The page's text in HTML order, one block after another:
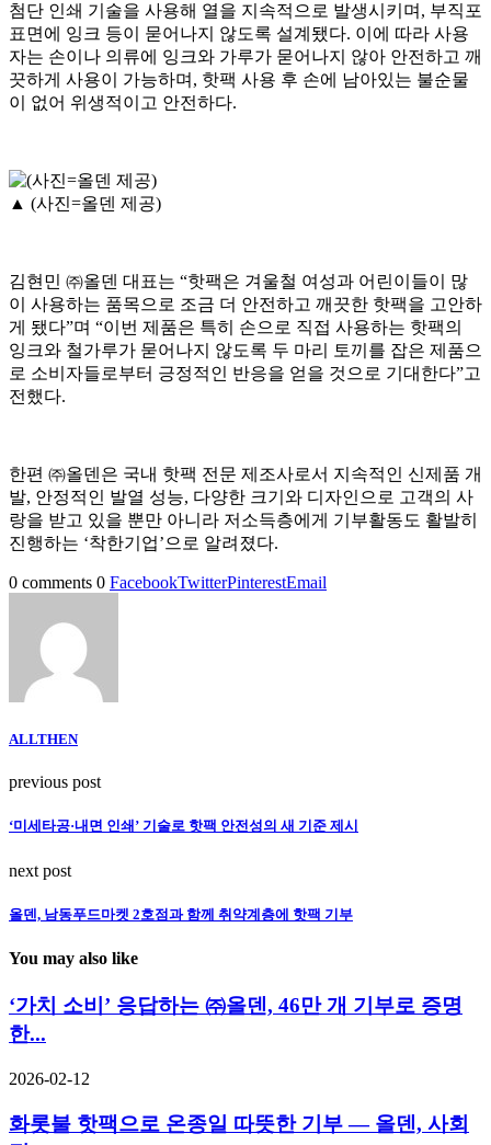
첨단 인쇄 기술을 사용해 열을 지속적으로 발생시키며, 부직포
표면에 잉크 등이 묻어나지 않도록 설계됐다. 이에 따라 사용
자는 손이나 의류에 잉크와 가루가 묻어나지 않아 안전하고 깨
끗하게 사용이 가능하며, 핫팩 사용 후 손에 남아있는 불순물
이 없어 위생적이고 안전하다.
▲ (사진=올덴 제공)
김현민 ㈜올덴 대표는 “핫팩은 겨울철 여성과 어린이들이 많
이 사용하는 품목으로 조금 더 안전하고 깨끗한 핫팩을 고안하
게 됐다”며 “이번 제품은 특히 손으로 직접 사용하는 핫팩의
잉크와 철가루가 묻어나지 않도록 두 마리 토끼를 잡은 제품으
로 소비자들로부터 긍정적인 반응을 얻을 것으로 기대한다”고
전했다.
한편 ㈜올덴은 국내 핫팩 전문 제조사로서 지속적인 신제품 개
발, 안정적인 발열 성능, 다양한 크기와 디자인으로 고객의 사
랑을 받고 있을 뿐만 아니라 저소득층에게 기부활동도 활발히
진행하는 ‘착한기업’으로 알려졌다.
0 comments 0 FacebookTwitterPinterestEmail
ALLTHEN
previous post
‘미세타공·내면 인쇄’ 기술로 핫팩 안전성의 새 기준 제시
next post
올덴, 남동푸드마켓 2호점과 함께 취약계층에 핫팩 기부
You may also like
‘가치 소비’ 응답하는 ㈜올덴, 46만 개 기부로 증명
한...
2026-02-12
화롯불 핫팩으로 온종일 따뜻한 기부 — 올덴, 사회